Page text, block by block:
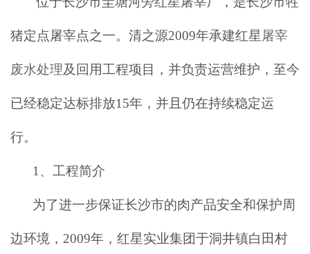
猪定点屠宰点之一。清之源2009年承建红星屠宰
废水处理及回用工程项目，并负责运营维护，至今
已经稳定达标排放15年，并且仍在持续稳定运
行。
1、工程简介
为了进一步保证长沙市的肉产品安全和保护周
边环境， 2009年，红星实业集团于洞井镇白田村